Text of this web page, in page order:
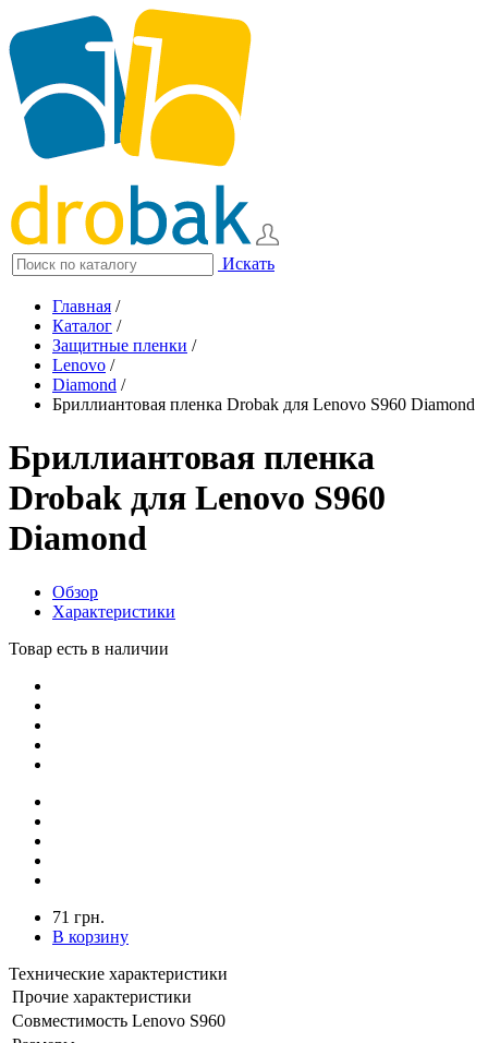
Искать
Главная /
Каталог /
Защитные пленки /
Lenovo /
Diamond /
Бриллиантовая пленка Drobak для Lenovo S960 Diamond
Бриллиантовая пленка
Drobak для Lenovo S960
Diamond
Обзор
Характеристики
Товар есть в наличии
71 грн.
В корзину
Технические характеристики
Прочие характеристики
Совместимость Lenovo S960